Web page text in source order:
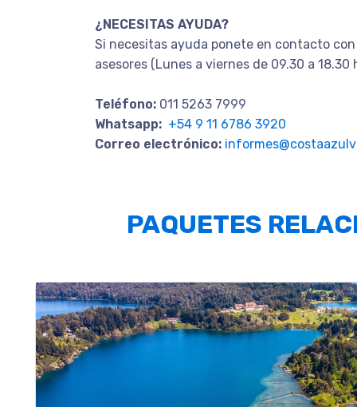
¿NECESITAS AYUDA?
Si necesitas ayuda ponete en contacto
asesores (Lunes a viernes de 09.30 a 18.30
Teléfono: 011 5263 7999
Whatsapp: +54 9 11 6786 3920
Correo electrónico:
PAQUETES